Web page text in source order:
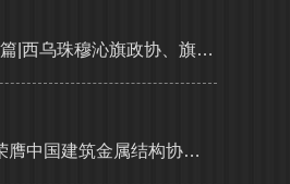
粤蒙携手 共谱新篇|西乌珠穆沁旗政协、旗委统战部携工商联及企业代表考察团莅临高登铝业共谋高质量发展
喜报 | 高登铝业荣膺中国建筑金属结构协会铝门窗幕墙分会副会长单位，执行总裁李婧受聘副会长